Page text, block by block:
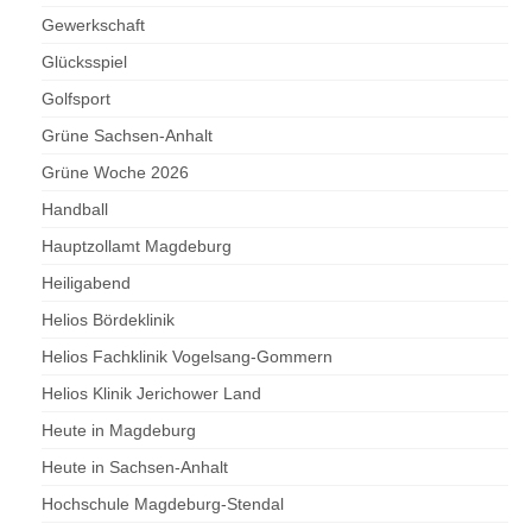
Gewerkschaft
Glücksspiel
Golfsport
Grüne Sachsen-Anhalt
Grüne Woche 2026
Handball
Hauptzollamt Magdeburg
Heiligabend
Helios Bördeklinik
Helios Fachklinik Vogelsang-Gommern
Helios Klinik Jerichower Land
Heute in Magdeburg
Heute in Sachsen-Anhalt
Hochschule Magdeburg-Stendal